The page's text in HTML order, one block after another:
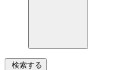
検索する